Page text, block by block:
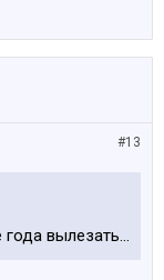
#13
вылезать...